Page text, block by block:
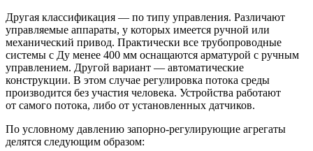
Другая классификация — по типу управления. Различают
управляемые аппараты, у которых имеется ручной или
механический привод. Практически все трубопроводные
системы с Ду менее 400 мм оснащаются арматурой с ручным
управлением. Другой вариант — автоматические
конструкции. В этом случае регулировка потока среды
производится без участия человека. Устройства работают
от самого потока, либо от установленных датчиков.
По условному давлению запорно-регулирующие агрегаты
делятся следующим образом: